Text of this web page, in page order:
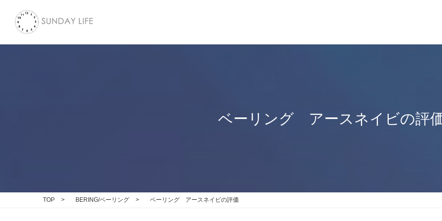
ベーリング アースネイビの評
TOP > BERING/ベーリング > ベーリング アースネイビの評価